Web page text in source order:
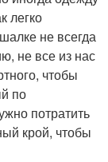
легко
не всегда
не все из нас
чтобы
по
потратить
крой, чтобы